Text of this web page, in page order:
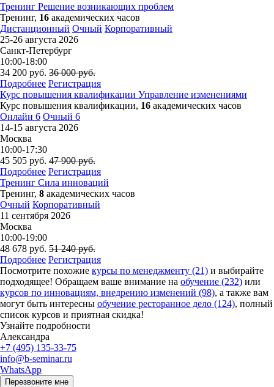
Тренинг Решение возникающих проблем
Тренинг, 16 академических часов
Дистанционный Очный Корпоративный
25-26 августа 2026
Санкт-Петербург
10:00-18:00
34 200 руб. 36 000руб.
Подробнее Регистрация
Курс повышения квалификации Управление изменениями
Курс повышения квалификации, 16 академических часов
Онлайн 6 Очный 6
14-15 августа 2026
Москва
10:00-17:30
45 505 руб. 47 900руб.
Подробнее Регистрация
Тренинг Сила инноваций
Тренинг, 8 академических часов
Очный Корпоративный
11 сентября 2026
Москва
10:00-19:00
48 678 руб. 51 240руб.
Подробнее Регистрация
Посмотрите похожие курсы по менеджменту (21) и выбирайте
подходящее! Обращаем ваше внимание на обучение (232) или
курсов по инновациям, внедрению изменений (98), а также вам
могут быть интересны обучение ресторанное дело (124), полный
список курсов и приятная скидка!
Узнайте подробности
Александра
+7 (495) 135-33-75
info@b-seminar.ru
WhatsApp
Перезвоните мне